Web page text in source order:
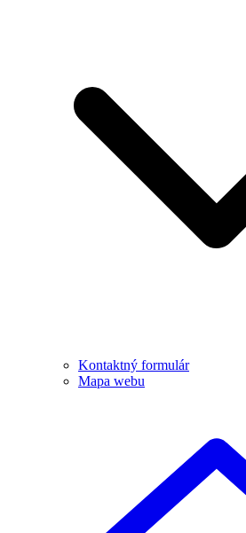
Kontaktný formulár
Mapa webu